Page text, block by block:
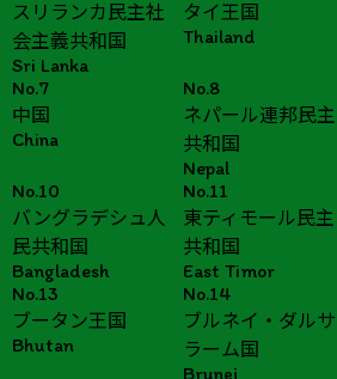
スリランカ民主社
会主義共和国
Sri Lanka
タイ王国
Thailand
No.7
中国
China
No.8
ネパール連邦民主
共和国
Nepal
No.10
バングラデシュ人
民共和国
Bangladesh
No.11
東ティモール民主
共和国
East Timor
No.13
ブータン王国
Bhutan
No.14
ブルネイ・ダルサ
ラーム国
Brunei